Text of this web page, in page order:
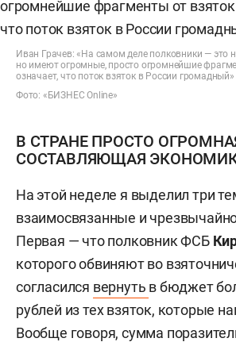
Иван Грачев: «На самом деле полковники — это
но имеют огромные, просто огромнейшие
означает, что поток взяток в России громадный»
Фото: «БИЗНЕС Online»
В СТРАНЕ ПРОСТО
СОСТАВЛЯЮЩАЯ
На этой неделе я выделил три
взаимосвязанные и
Первая — что полковник ФСБ
которого обвиняют во
согласился вернуть в бюджет
рублей из тех взяток, которые
Вообще говоря, сумма